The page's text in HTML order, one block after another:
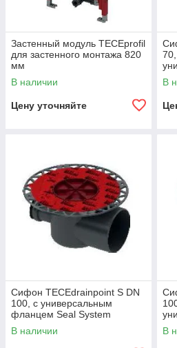
Застенный модуль TECEprofil
для застенного монтажа 820
мм
В наличии
Цену уточняйте
В
Сифон TECEdrainpoint S DN
100, с универсальным
фланцем Seal System
В наличии
В